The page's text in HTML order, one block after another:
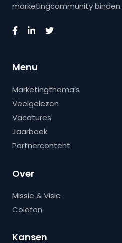
marketingcommunity binden.
Menu
Marketingthema’s
Veelgelezen
Vacatures
Jaarboek
Partnercontent
Over
Missie & Visie
Colofon
Kansen